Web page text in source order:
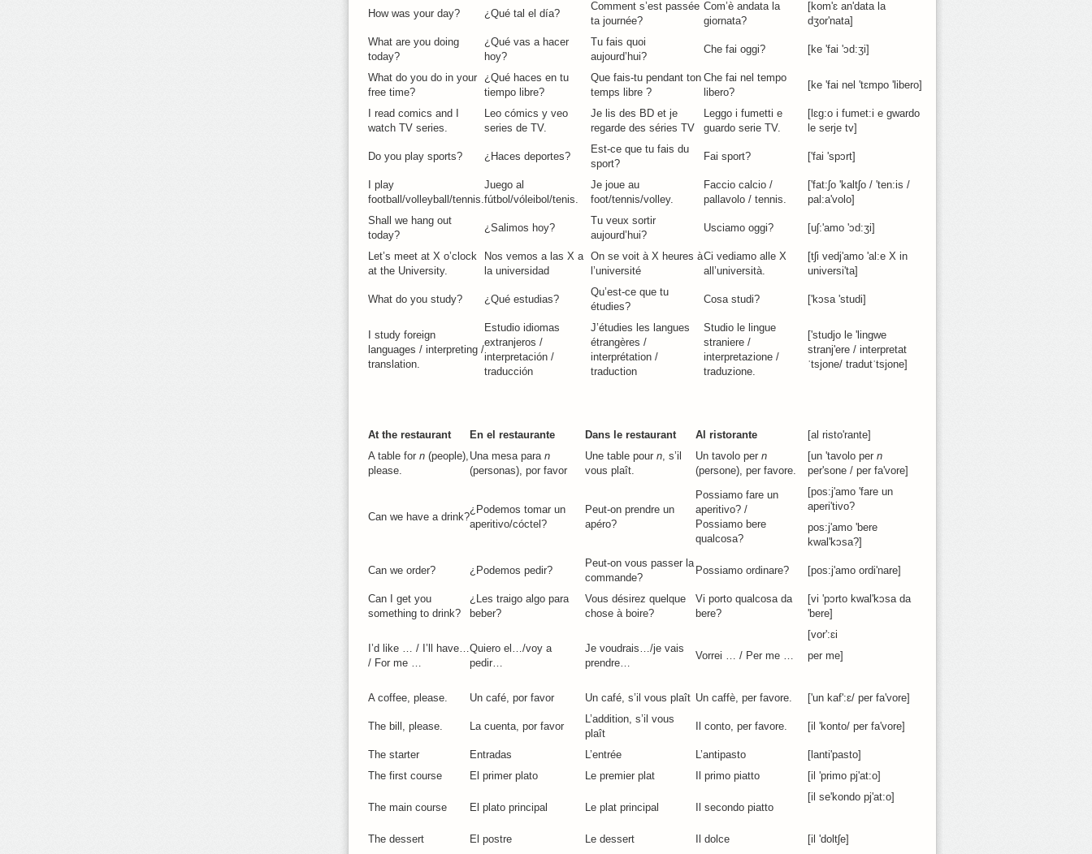
How was your day? ¿Qué tal el día?
Comment s’est passée
ta journée?
Com’è andata la
giornata?
[kom'ɛ an'data la
dʒor'nata]
What are you doing
today?
¿Qué vas a hacer
hoy?
Tu fais quoi
aujourd’hui?
Che fai oggi? [ke 'fai 'ɔd:ʒi]
What do you do in your
free time?
¿Qué haces en tu
tiempo libre?
Que fais-tu pendant ton
temps libre ?
Che fai nel tempo
libero?
[ke 'fai nel 'tɛmpo 'libero]
I read comics and I
watch TV series.
Leo cómics y veo
series de TV.
Je lis des BD et je
regarde des séries TV
Leggo i fumetti e
guardo serie TV.
[lɛg:o i fumet:i e gwardo
le serje tv]
Do you play sports? ¿Haces deportes?
Est-ce que tu fais du
sport?
Fai sport? ['fai 'spɔrt]
I play
football/volleyball/tennis.
Juego al
fútbol/vóleibol/tenis.
Je joue au
foot/tennis/volley.
Faccio calcio /
pallavolo / tennis.
['fat:ʃo 'kaltʃo / 'ten:is /
pal:a'volo]
Shall we hang out
today?
¿Salimos hoy?
Tu veux sortir
aujourd’hui?
Usciamo oggi? [uʃ:'amo 'ɔd:ʒi]
Let’s meet at X o’clock
at the University.
Nos vemos a las X a
la universidad
On se voit à X heures à
l’université
Ci vediamo alle X
all’università.
[tʃi vedj'amo 'al:e X in
universi'ta]
What do you study? ¿Qué estudias?
Qu’est-ce que tu
étudies?
Cosa studi? ['kɔsa 'studi]
I study foreign
languages / interpreting /
translation.
Estudio idiomas
extranjeros /
interpretación /
traducción
J’étudies les langues
étrangères /
interprétation /
traduction
Studio le lingue
straniere /
interpretazione /
traduzione.
['studjo le 'lingwe
stranj'ere / interpretat
ˈtsjone/ tradutˈtsjone]
At the restaurant En el restaurante Dans le restaurant Al ristorante
[al risto'rante]
A table forn(people),
please.
Una mesa paran
(personas), por favor
Une table pourn, s’il
vous plaît.
Un tavolo pern
(persone), per favore.
[un 'tavolo pern
per'sone / per fa'vore]
Can we have a drink?
¿Podemos tomar un
aperitivo/cóctel?
Peut-on prendre un
apéro?
Possiamo fare un
aperitivo? /
Possiamo bere
qualcosa?
[pos:j'amo 'fare un
aperi'tivo?
pos:j'amo 'bere
kwal'kɔsa?]
Can we order? ¿Podemos pedir?
Peut-on vous passer la
commande?
Possiamo ordinare? [pos:j'amo ordi'nare]
Can I get you
something to drink?
¿Les traigo algo para
beber?
Vous désirez quelque
chose à boire?
Vi porto qualcosa da
bere?
[vi 'pɔrto kwal'kɔsa da
'bere]
I’d like … / I’ll have…
/ For me …
Quiero el…/voy a
pedir…
Je voudrais…/je vais
prendre…
Vorrei … / Per me …
[vor':ɛi
per me]
A coffee, please. Un café, por favor Un café, s’il vous plaît Un caffè, per favore. ['un kaf':ɛ/ per fa'vore]
The bill, please. La cuenta, por favor
L’addition, s’il vous
plaît
Il conto, per favore. [il 'konto/ per fa'vore]
The starter Entradas L’entrée L’antipasto
[lanti'pasto]
The first course
El primer plato Le premier plat Il primo piatto [il 'primo pj'at:o]
The main course El plato principal Le plat principal Il secondo piatto
[il se'kondo pj'at:o]
The dessert El postre Le dessert Il dolce [il 'doltʃe]